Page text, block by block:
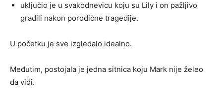
uključio je u svakodnevicu koju su Lily i on pažljivo
gradili nakon porodične tragedije.
U početku je sve izgledalo idealno.
Međutim, postojala je jedna sitnica koju Mark nije želeo
da vidi.